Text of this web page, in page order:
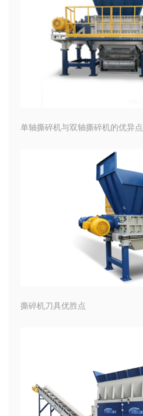
单轴撕碎机与双轴撕碎机的优异点
撕碎机刀具优胜点